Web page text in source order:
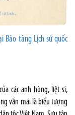
Bảo tàng Lịch sử quốc
các anh hùng, liệt sĩ,
vẫn mãi là biểu tượng